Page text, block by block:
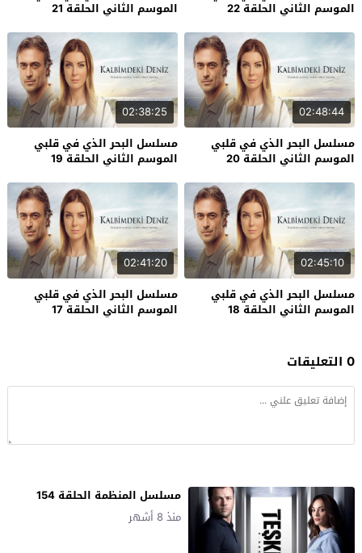
الموسم الثاني الحلقة 22 الموسم الثاني الحلقة 21
02:48:44
مسلسل البحر الذي في قلبي
الموسم الثاني الحلقة 20
02:38:25
مسلسل البحر الذي في قلبي
الموسم الثاني الحلقة 19
02:45:10
مسلسل البحر الذي في قلبي
الموسم الثاني الحلقة 18
02:41:20
مسلسل البحر الذي في قلبي
الموسم الثاني الحلقة 17
0 التعليقات
مسلسل المنظمة الحلقة 154
منذ 8 أشهر